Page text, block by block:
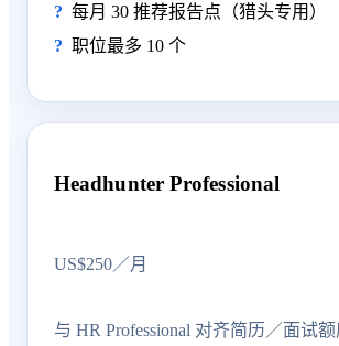
每月 30 推荐报告点（猎头专用）
职位最多 10 个
Headhunter Professional
US$250／月
与 HR Professional 对齐简历／面试